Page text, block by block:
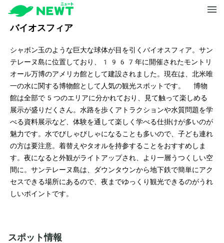
バイオスフィア
シャボン玉のような巨大な球体が目を引くバイオスフィア。サン
テレーヌ島に位置しており、1967年に開催されたモントリ
オール万博のアメリカ館として建設されました。現在は、北米唯
一の水に関する博物館として人気の観光スポットです。 博物
館は全部で5つのエリアに分かれており、見て触って楽しめる
展示が盛りだくさん。水路を歩くアトラクションや水質問題を学
べる資料展示など、体験を通して楽しく学べる仕掛けが多いのが
魅力です。水でびしゃびしゃになることも多いので、子ども連れ
の方は要注意。着替えやタオルを持参することをおすすめしま
す。夜になると外観がライトアップされ、より一層うつくしい空
間に。サンテレーヌ島は、ダウンタウンから地下鉄で簡単にアク
セスできる場所にあるので、夜までゆっくり観光できるのがうれ
しいポイントです。
スポット情報